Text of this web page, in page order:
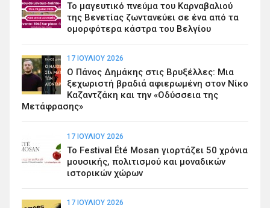
Το μαγευτικό πνεύμα του Καρναβαλιού
της Βενετίας ζωντανεύει σε ένα από τα
ομορφότερα κάστρα του Βελγίου
17 ΙΟΥΛΊΟΥ 2026
Ο Πάνος Δημάκης στις Βρυξέλλες: Μια
ξεχωριστή βραδιά αφιερωμένη στον Νίκο
Καζαντζάκη και την «Οδύσσεια της
Μετάφρασης»
17 ΙΟΥΛΊΟΥ 2026
Το Festival Été Mosan γιορτάζει 50 χρόνια
μουσικής, πολιτισμού και μοναδικών
ιστορικών χώρων
17 ΙΟΥΛΊΟΥ 2026